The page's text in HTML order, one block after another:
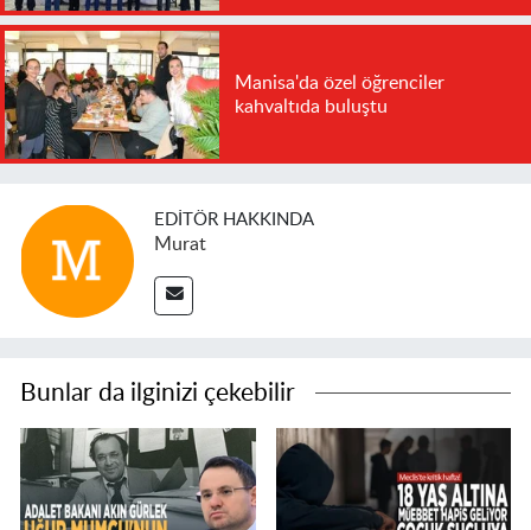
Manisa'da özel öğrenciler
kahvaltıda buluştu
EDITÖR HAKKINDA
Murat
Bunlar da ilginizi çekebilir